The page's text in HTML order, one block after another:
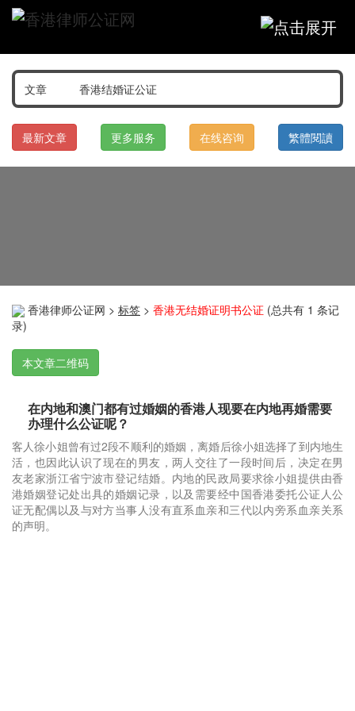
最新文章 更多服务 在线咨询 繁體閱讀
香港律师公证网 > 标签 > 香港无结婚证明书公证 (总共有 1 条记
录)
本文章二维码
在内地和澳门都有过婚姻的香港人现要在内地再婚需要
办理什么公证呢？
客人徐小姐曾有过2段不顺利的婚姻，离婚后徐小姐选择了到内地生
活，也因此认识了现在的男友，两人交往了一段时间后，决定在男
友老家浙江省宁波市登记结婚。内地的民政局要求徐小姐提供由香
港婚姻登记处出具的婚姻记录，以及需要经中国香港委托公证人公
证无配偶以及与对方当事人没有直系血亲和三代以内旁系血亲关系
的声明。